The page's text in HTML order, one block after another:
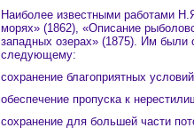
Наиболее известными работами
морях» (1862), «Описание
западных озерах» (1875). Им были
следующему:
сохранение благоприятных
обеспечение пропуска к
сохранение для большей части